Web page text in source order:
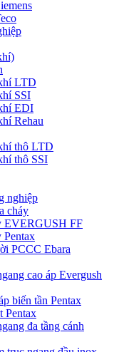
LTD
SSI
EDI
Rehau
thô LTD
thô SSI
nghiệp
cháy
EVERGUSH FF
Pentax
PCCC Ebara
cao áp Evergush
biến tần Pentax
Pentax
đa tầng cánh